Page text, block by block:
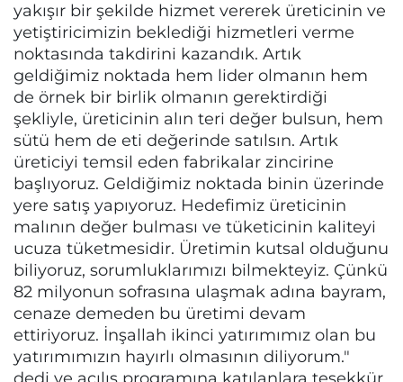
yakışır bir şekilde hizmet vererek üreticinin ve
yetiştiricimizin beklediği hizmetleri verme
noktasında takdirini kazandık. Artık
geldiğimiz noktada hem lider olmanın hem
de örnek bir birlik olmanın gerektirdiği
şekliyle, üreticinin alın teri değer bulsun, hem
sütü hem de eti değerinde satılsın. Artık
üreticiyi temsil eden fabrikalar zincirine
başlıyoruz. Geldiğimiz noktada binin üzerinde
yere satış yapıyoruz. Hedefimiz üreticinin
malının değer bulması ve tüketicinin kaliteyi
ucuza tüketmesidir. Üretimin kutsal olduğunu
biliyoruz, sorumluklarımızı bilmekteyiz. Çünkü
82 milyonun sofrasına ulaşmak adına bayram,
cenaze demeden bu üretimi devam
ettiriyoruz. İnşallah ikinci yatırımımız olan bu
yatırımımızın hayırlı olmasının diliyorum."
dedi ve açılış programına katılanlara teşekkür